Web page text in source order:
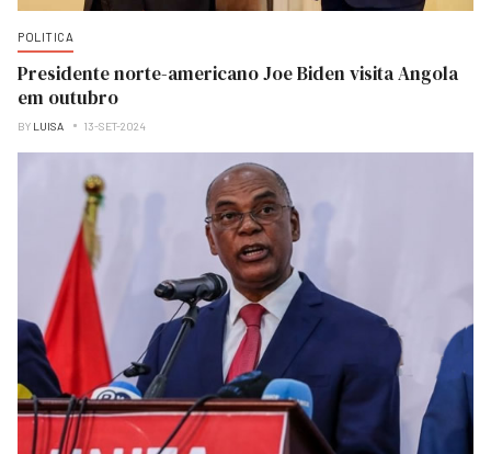
POLITICA
Presidente norte-americano Joe Biden visita Angola
em outubro
BY LUISA 13-SET-2024